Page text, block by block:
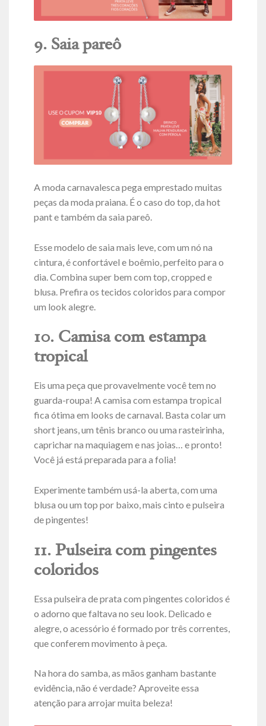
9. Saia pareô
A moda carnavalesca pega emprestado muitas
peças da moda praiana. É o caso do top, da hot
pant e também da saia pareô.
Esse modelo de saia mais leve, com um nó na
cintura, é confortável e boêmio, perfeito para o
dia. Combina super bem com top, cropped e
blusa. Prefira os tecidos coloridos para compor
um look alegre.
10. Camisa com estampa
tropical
Eis uma peça que provavelmente você tem no
guarda-roupa! A camisa com estampa tropical
fica ótima em looks de carnaval. Basta colar um
short jeans, um tênis branco ou uma rasteirinha,
caprichar na maquiagem e nas joias… e pronto!
Você já está preparada para a folia!
Experimente também usá-la aberta, com uma
blusa ou um top por baixo, mais cinto e pulseira
de pingentes!
11. Pulseira com pingentes
coloridos
Essa pulseira de prata com pingentes coloridos é
o adorno que faltava no seu look. Delicado e
alegre, o acessório é formado por três correntes,
que conferem movimento à peça.
Na hora do samba, as mãos ganham bastante
evidência, não é verdade? Aproveite essa
atenção para arrojar muita beleza!